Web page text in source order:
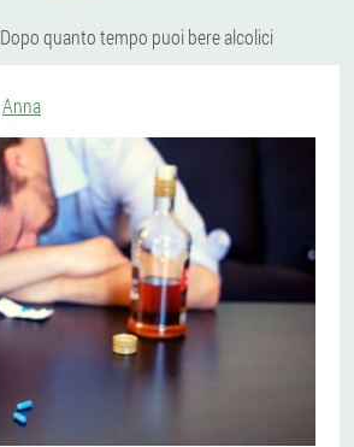
Dopo quanto tempo puoi bere alcolici
Anna